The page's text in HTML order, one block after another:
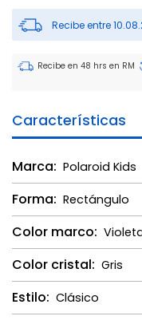
Recibe entre
Recibe en 48 hrs en RM
Características
Marca: Polaroid Kids
Forma: Rectángulo
Color marco:
Color cristal: Gris
Estilo: Clásico